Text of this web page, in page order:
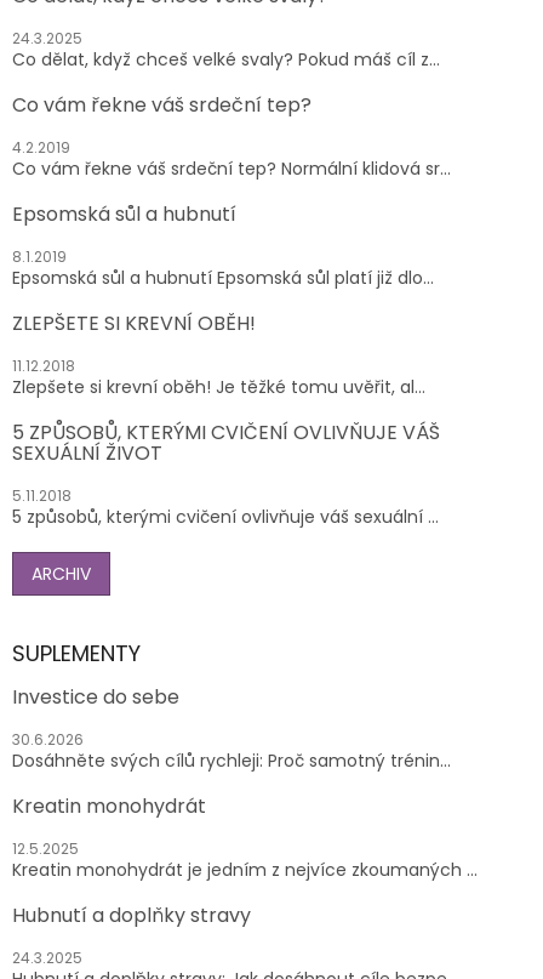
24.3.2025
Co dělat, když chceš velké svaly? Pokud máš cíl z...
Co vám řekne váš srdeční tep?
4.2.2019
Co vám řekne váš srdeční tep? Normální klidová sr...
Epsomská sůl a hubnutí
8.1.2019
Epsomská sůl a hubnutí Epsomská sůl platí již dlo...
ZLEPŠETE SI KREVNÍ OBĚH!
11.12.2018
Zlepšete si krevní oběh! Je těžké tomu uvěřit, al...
5 ZPŮSOBŮ, KTERÝMI CVIČENÍ OVLIVŇUJE VÁŠ
SEXUÁLNÍ ŽIVOT
5.11.2018
5 způsobů, kterými cvičení ovlivňuje váš sexuální ...
ARCHIV
SUPLEMENTY
Investice do sebe
30.6.2026
Dosáhněte svých cílů rychleji: Proč samotný trénin...
Kreatin monohydrát
12.5.2025
Kreatin monohydrát je jedním z nejvíce zkoumaných ...
Hubnutí a doplňky stravy
24.3.2025